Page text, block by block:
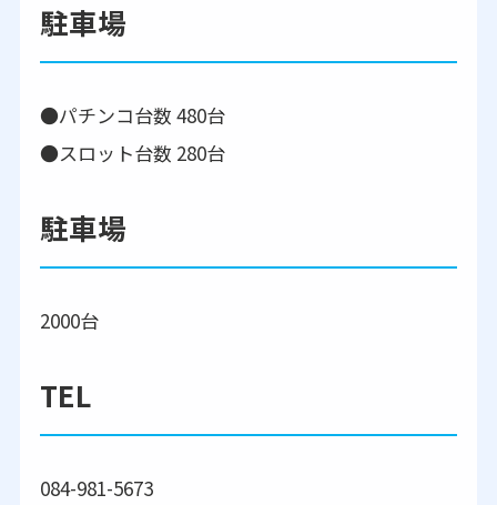
駐車場
●パチンコ台数 480台
●スロット台数 280台
駐車場
2000台
TEL
084-981-5673